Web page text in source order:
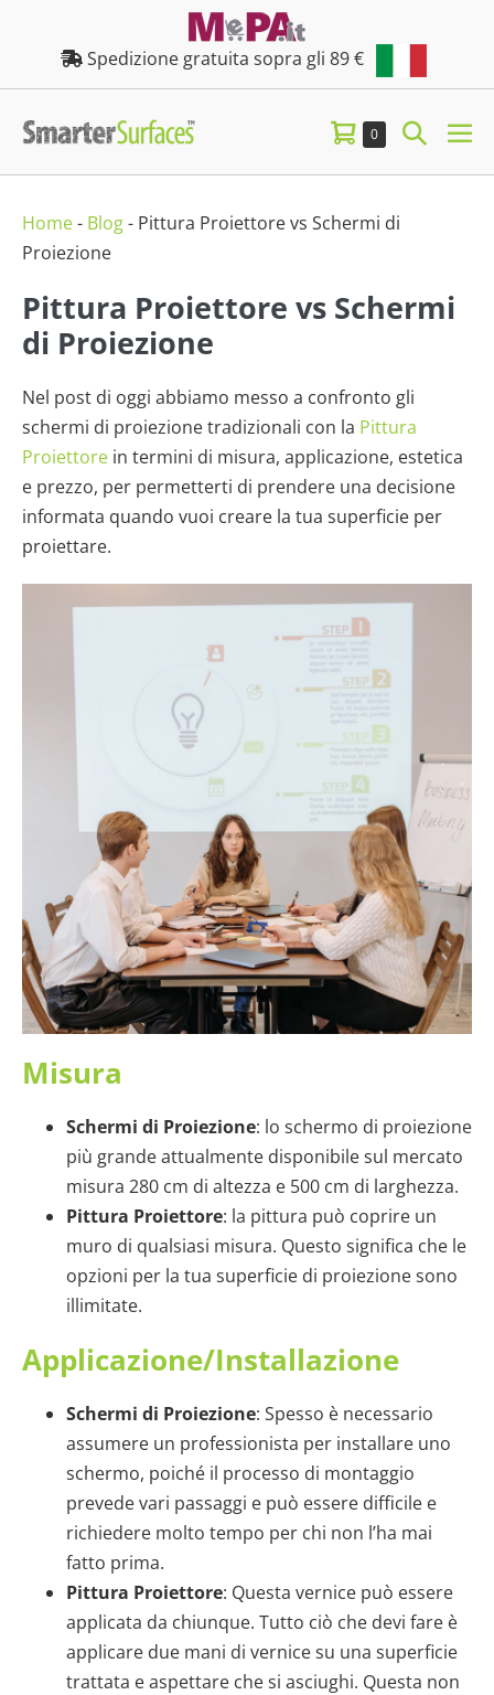
contenuto
Spedizione gratuita sopra gli 89 €
Carrello
della
spesa
0Articoli
carrello
Attiva/
ricerca
Home- Blog- Pittura Proiettore vs Schermi di
Proiezione
Pittura Proiettore vs Schermi
di Proiezione
Nel post di oggi abbiamo messo a confronto gli
schermi di proiezione tradizionali con la Pittura
Proiettore in termini di misura, applicazione, estetica
e prezzo, per permetterti di prendere una decisione
informata quando vuoi creare la tua superficie per
proiettare.
Misura
Schermi di Proiezione: lo schermo di proiezione
più grande attualmente disponibile sul mercato
misura 280 cm di altezza e 500 cm di larghezza.
Pittura Proiettore: la pittura può coprire un
muro di qualsiasi misura. Questo significa che le
opzioni per la tua superficie di proiezione sono
illimitate.
Applicazione/Installazione
Schermi di Proiezione: Spesso è necessario
assumere un professionista per installare uno
schermo, poiché il processo di montaggio
prevede vari passaggi e può essere difficile e
richiedere molto tempo per chi non l’ha mai
fatto prima.
Pittura Proiettore: Questa vernice può essere
applicata da chiunque. Tutto ciò che devi fare è
applicare due mani di vernice su una superficie
trattata e aspettare che si asciughi. Questa non